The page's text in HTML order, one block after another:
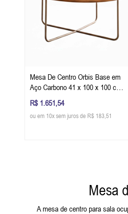
Mesa De Centro Orbis Base em
Aço Carbono 41 x 100 x 100 cm
(A x L x P) - Cor Champagne
R$ 1.651,54
ou em 10x sem juros de R$ 183,51
Mesa
A mesa de centro para sala